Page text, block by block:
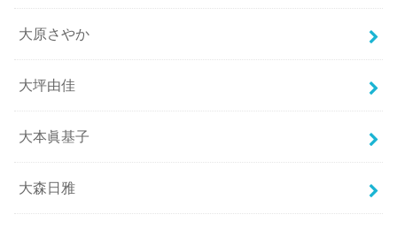
大原さやか
大坪由佳
大本眞基子
大森日雅